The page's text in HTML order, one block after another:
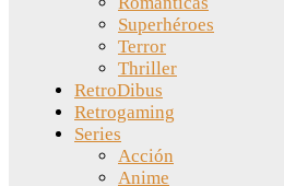
Superhéroes
Terror
Thriller
RetroDibus
Retrogaming
Series
Acción
Anime